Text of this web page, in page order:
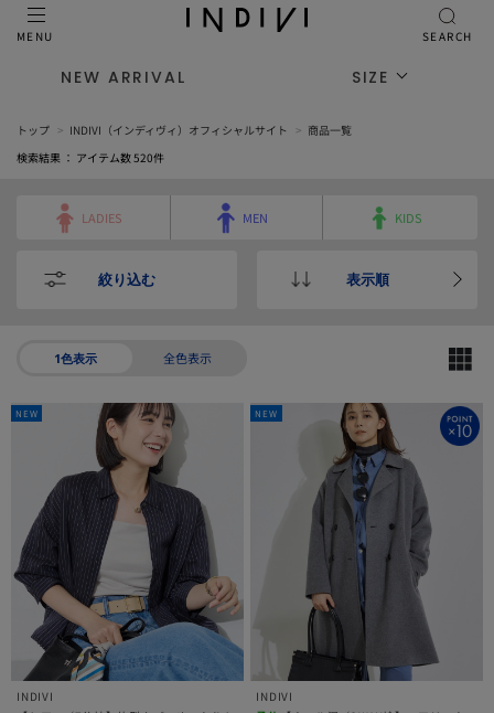
MENU SEARCH
NEW ARRIVAL SIZE
トップ INDIVI（インディヴィ）オフィシャルサイト
商品一覧
検索結果 ： アイテム数 520件
LADIES MEN KIDS
絞り込む 表示順
1色表示 全色表示
NEW
INDIVI
NEW
INDIVI